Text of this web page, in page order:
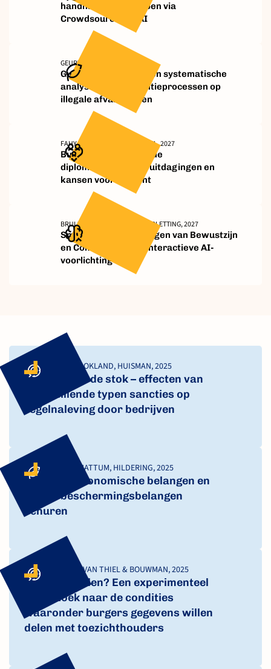
handhaving ontwerpen via
Crowdsourcing & AI
GEURTJENS, GIARDI, 2027
Guardian scripting: Een systematische
analyse van interventieprocessen op
illegale afvalstromen
FAHY, SCHILLEMANS, BRUMMEL, 2027
Burgerconsultatie in de
diplomademocratie: uitdagingen en
kansen voor toezicht
BRUIJNES, WEAVER-STEVENS, PLETTING, 2027
Smart Carrots: Verhogen van Bewustzijn
en Compliance met Interactieve AI-
voorlichting
BRON, KLUIN, BLOKLAND, HUISMAN, 2025
De wortel of de stok – effecten van
verschillende typen sancties op
regelnaleving door bedrijven
LAMBOOY, VAN HATTUM, HILDERING, 2025
Wanneer economische belangen en
natuurbeschermings­belangen
schuren
MIGCHELBRINK, VAN THIEL & BOUWMAN, 2025
Kiezen of delen? Een experimenteel
onderzoek naar de condities
waaronder burgers gegevens willen
delen met toezichthouders